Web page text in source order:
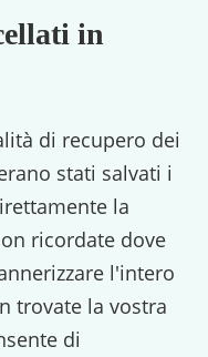
in
di recupero dei
stati salvati i
la
ricordate dove
l'intero
trovate la vostra
di